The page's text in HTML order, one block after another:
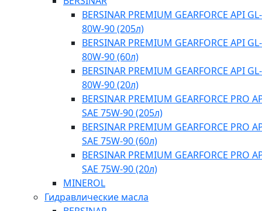
BERSINAR PREMIUM GEARFORCE API
80W-90 (205л)
BERSINAR PREMIUM GEARFORCE API
80W-90 (60л)
BERSINAR PREMIUM GEARFORCE API
80W-90 (20л)
BERSINAR PREMIUM GEARFORCE PRO
SAE 75W-90 (205л)
BERSINAR PREMIUM GEARFORCE PRO
SAE 75W-90 (60л)
BERSINAR PREMIUM GEARFORCE PRO
SAE 75W-90 (20л)
MINEROL
Гидравлические масла